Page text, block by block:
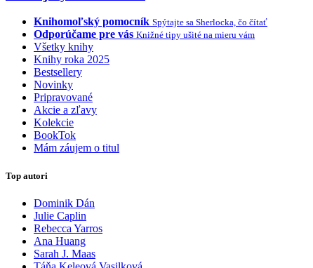
Knihomoľský pomocník Spýtajte sa Sherlocka, čo čítať
Odporúčame pre vás Knižné tipy ušité na mieru vám
Všetky knihy
Knihy roka 2025
Bestsellery
Novinky
Pripravované
Akcie a zľavy
Kolekcie
BookTok
Mám záujem o titul
Top autori
Dominik Dán
Julie Caplin
Rebecca Yarros
Ana Huang
Sarah J. Maas